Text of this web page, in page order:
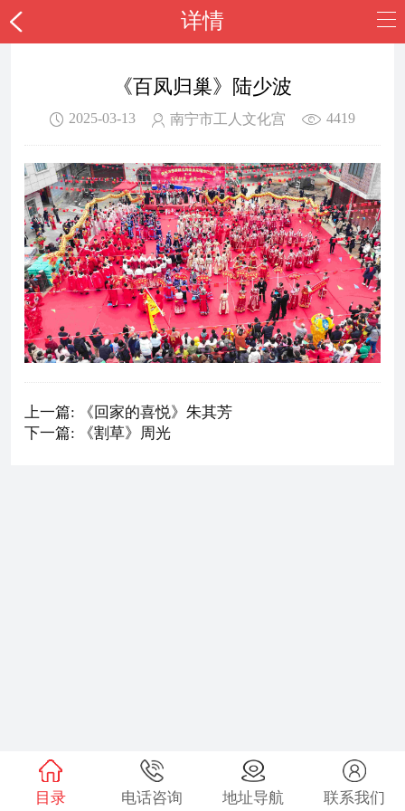
详情
《百凤归巢》陆少波
2025-03-13 南宁市工人文化宫 4419
上一篇: 《回家的喜悦》朱其芳
下一篇: 《割草》周光
目录 电话咨询 地址导航 联系我们